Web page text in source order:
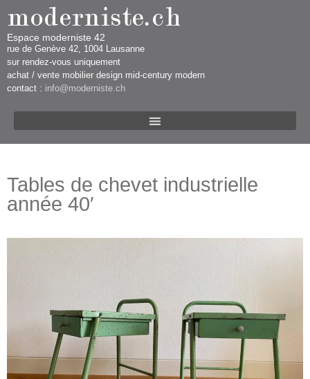
Espace moderniste 42
rue d​​​​e Genève 42, 1004 Lausanne​​
sur rendez-vous uniquement ​​​
​achat / vente mobilier design mid-century modern
contact : info@moderniste.ch
Tables de chevet industrielle
année 40′